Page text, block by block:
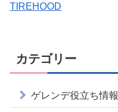
TIREHOOD
カテゴリー
ゲレンデ役立ち情報